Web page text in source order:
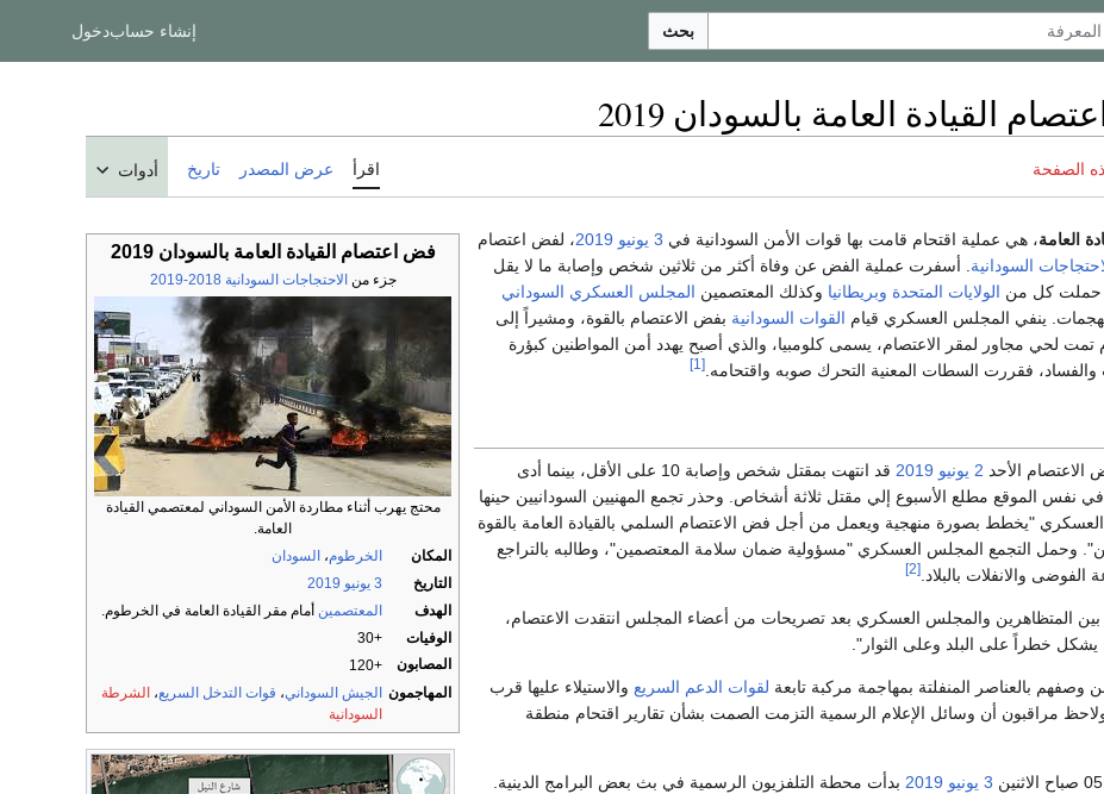
بحث إنشاء حسابدخول
القيادة العامة بالسودان 2019
الصفحة اقرأ عرض المصدر تاريخ أدوات
فض اعتصام القيادة العامة بالسودان 2019
جزء من الاحتجاجات السودانية 2018-2019
محتج يهرب أثناء مطاردة الأمن السوداني لمعتصمي القيادة
العامة.
المكان
الخرطوم، السودان
التاريخ
3 يونيو
2019
الهدف
المعتصمين أمام مقر القيادة العامة في الخرطوم.
الوفيات
+30
المصابون
+120
المهاجمون
الجيش السوداني، قوات التدخل السريع، الشرطة
السودانية
العامة، هي عملية اقتحام قامت بها قوات الأمن السودانية في 3 يونيو 2019، لفض اعتصام
السودانية . أسفرت عملية الفض عن وفاة أكثر من ثلاثين شخص وإصابة ما لا يقل
الولايات المتحدة وبريطانيا وكذلك المعتصمين المجلس العسكري السوداني
ينفي المجلس العسكري قيام القوات السودانية بفض الاعتصام بالقوة، ومشيراً إلى
تمت لحي مجاور لمقر الاعتصام، يسمى كلومبيا، والذي أصبح يهدد أمن المواطنين كبؤرة
والفساد، فقررت السطات المعنية التحرك صوبه واقتحامه. [1]
الاعتصام الأحد 2 يونيو 2019
قد انتهت بمقتل شخص وإصابة 10 على الأقل، بينما أدى
نفس الموقع مطلع الأسبوع إلي مقتل ثلاثة أشخاص. وحذر تجمع المهنيين السودانيين حينها
"يخطط بصورة منهجية ويعمل من أجل فض الاعتصام السلمي بالقيادة العامة بالقوة
وحمل التجمع المجلس العسكري "مسؤولية ضمان سلامة المعتصمين"، وطالبه بالتراجع
والانفلات بالبلاد.[2]
بين المتظاهرين والمجلس العسكري بعد تصريحات من أعضاء المجلس انتقدت الاعتصام،
يشكل خطراً على البلد وعلى الثوار".
وصفهم بالعناصر المنفلتة بمهاجمة مركبة تابعة لقوات الدعم السريع والاستيلاء عليها قرب
مراقبون أن وسائل الإعلام الرسمية التزمت الصمت بشأن تقارير اقتحام منطقة
3 يونيو 2019 بدأت محطة التلفزيون الرسمية في بث بعض البرامج الدينية.